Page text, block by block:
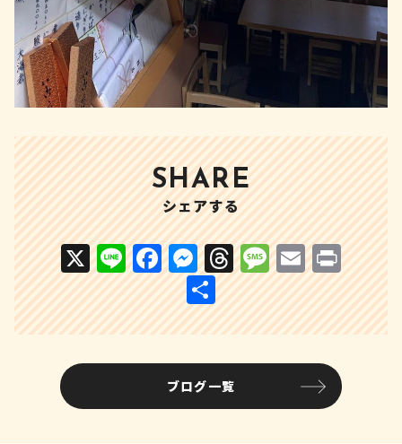
SHARE
シェアする
X Li
n
e
F
a
c
e
b
o
M
e
s
s
e
n
T
h
r
e
a
d
M
e
s
s
a
g
E
m
ai
l
P
ri
n
t
共
有
ブログ一覧